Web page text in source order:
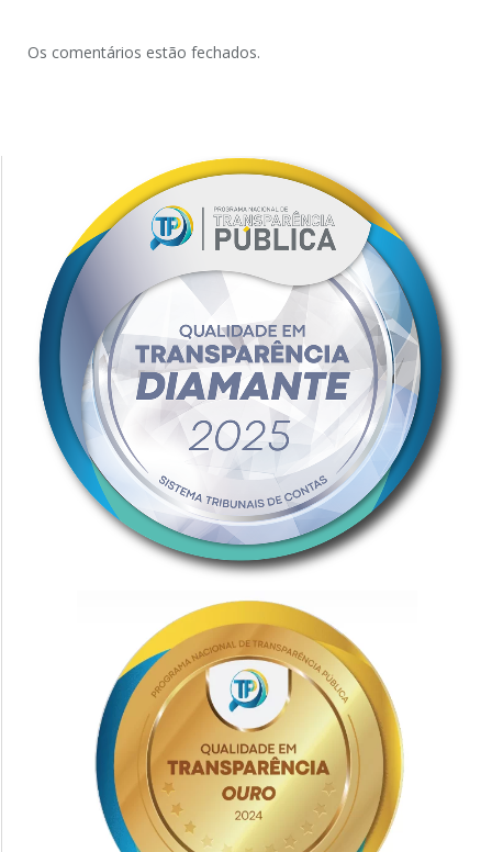
Os comentários estão fechados.